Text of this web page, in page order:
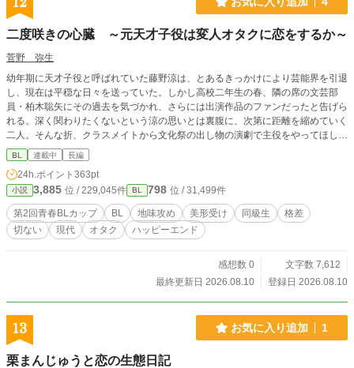
理人(15)×加賀真雪(15)
二度咲きの心臓 ～元天才子役は変人オタクに恋をするか～
菅野 弥生
幼年期に天才子役と呼ばれていた藤野涼は、とあるきっかけにより芸能界を引退
し、現在は平穏な日々を送っていた。しかし高校二年生の春、隣の席の文芸部
員・柏木聡矢にその過去を気づかれ、さらには出演作品のファンだったと告げら
れる。深く関わりたくないという涼の思いとは裏腹に、次第に距離を縮めていく
二人。そんな折、クラスメイトから文化祭の出し物の演劇で主役をやってほしい
と打診され、涼は考えた末にある条件を出すことにするが――。元天才は過去の
トラウマを乗り越え、もう一度咲くことができるのか。 脚本家志望の変わり者×
美形な元天才子役のはじめての恋。 【登場人物】 藤野 涼（ふじの りょう）
高校二年生。中学一年生まで子役として活動しており、当時は天才と呼ばれてい
た。幼年期から特殊な環境にいたにも関わらず至って常識人。気が強い。妹が一
人いる。 柏木 聡矢（かしわぎ そうや） 高校二年生。日本の映像作品が好き
なオタクで、将来の夢は脚本家。シングルマザー家庭で母親は工場勤務。 結
BL 連載中 長編
24h.ポイント 363pt
小説 3,885 位 / 229,045件 BL 798 位 / 31,499件
第2回青春BLカップ BL 地味攻め 美形受け 同級生
格差
切ない
現代 オタク ハッピーエンド
感想数 0
文字数 7,612
最終更新日 2026.08.10
登録日 2026.08.10
13 お気に入り追加 1
栗まんじゅうと恋の生態日記